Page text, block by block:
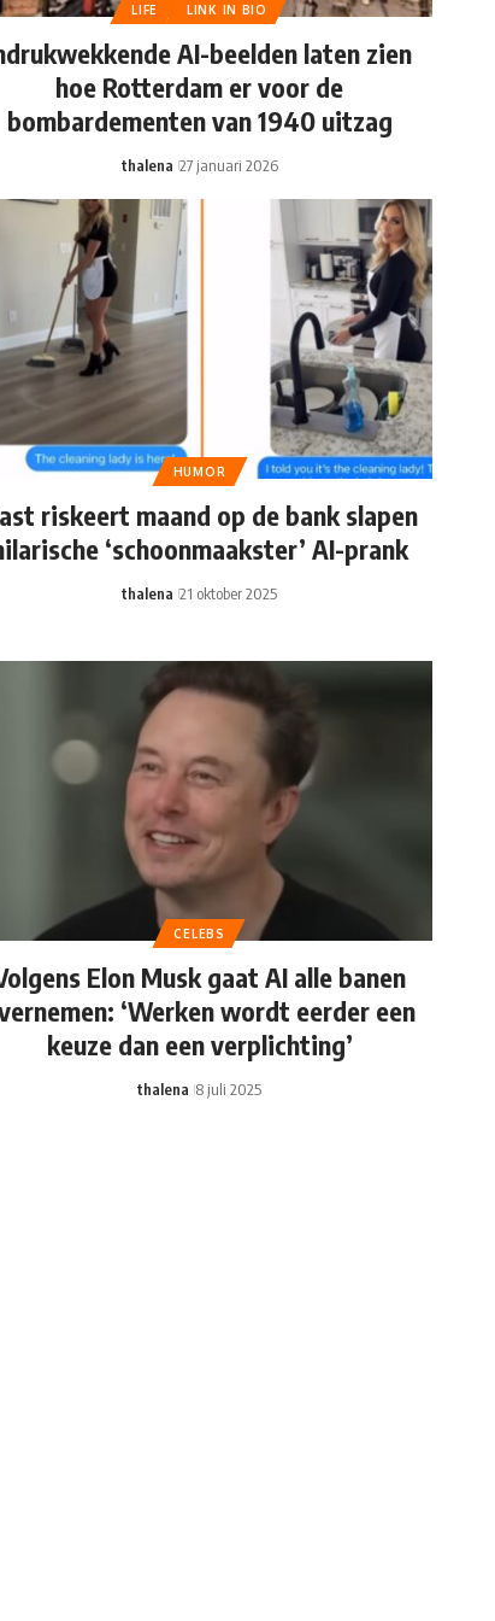
LIFE LINK IN BIO
AI-beelden laten zien
hoe Rotterdam er voor de
bombardementen van 1940 uitzag
thalena 27 januari 2026
HUMOR
riskeert maand op de bank slapen
‘schoonmaakster’ AI-prank
thalena 21 oktober 2025
CELEBS
Elon Musk gaat AI alle banen
‘Werken wordt eerder een
keuze dan een verplichting’
thalena 8 juli 2025